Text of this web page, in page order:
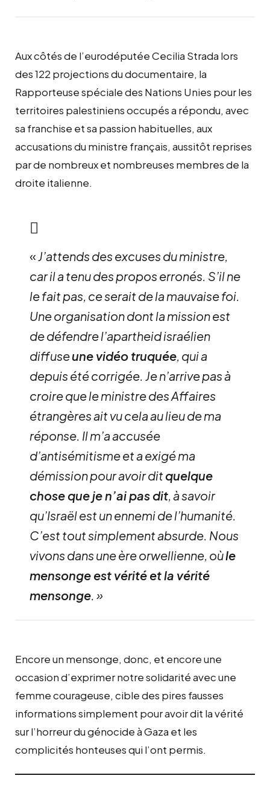
Aux côtés de l’eurodéputée Cecilia Strada lors
des 122 projections du documentaire, la
Rapporteuse spéciale des Nations Unies pour les
territoires palestiniens occupés a répondu, avec
sa franchise et sa passion habituelles, aux
accusations du ministre français, aussitôt reprises
par de nombreux et nombreuses membres de la
droite italienne.
« J’attends des excuses du ministre,
car il a tenu des propos erronés. S’il ne
le fait pas, ce serait de la mauvaise foi.
Une organisation dont la mission est
de défendre l’apartheid israélien
diffuseune vidéo truquée, qui a
depuis été corrigée. Je n’arrive pas à
croire que le ministre des Affaires
étrangères ait vu cela au lieu de ma
réponse. Il m’a accusée
d’antisémitisme et a exigé ma
démission pour avoir ditquelque
chose que je n’ai pas dit, à savoir
qu’Israël est un ennemi de l’humanité.
C’est tout simplement absurde. Nous
vivons dans une ère orwellienne, oùle
mensonge est vérité et la vérité
mensonge. »
Encore un mensonge, donc, et encore une
occasion d’exprimer notre solidarité avec une
femme courageuse, cible des pires fausses
informations simplement pour avoir dit la vérité
sur l’horreur du génocide à Gaza et les
complicités honteuses qui l’ont permis.